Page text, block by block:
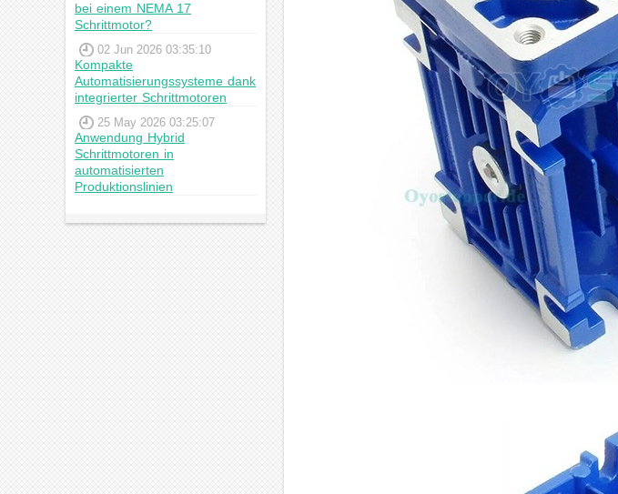
bei einem NEMA 17
Schrittmotor?
02 Jun 2026 03:35:10
Kompakte
Automatisierungssysteme dank
integrierter Schrittmotoren
25 May 2026 03:25:07
Anwendung Hybrid
Schrittmotoren in
automatisierten
Produktionslinien